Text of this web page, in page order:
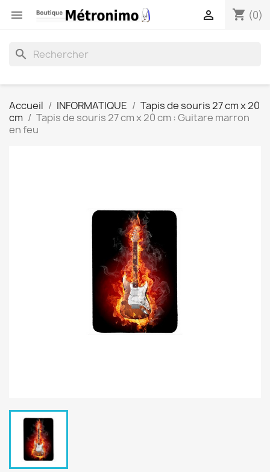
 shopping_cart (0)

search
Accueil INFORMATIQUE
Tapis de souris 27 cm x 20
cm
Tapis de souris 27 cm x 20 cm : Guitare marron
en feu